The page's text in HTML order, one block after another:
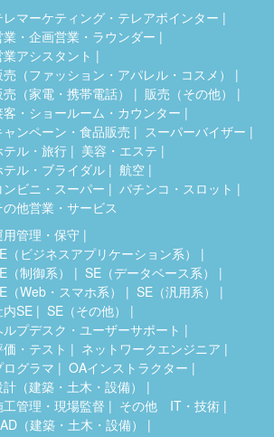
レマーケティング・テレアポインター
業・企画営業・ラウンダー
業アシスタント
売（ファッション・アパレル・コスメ）
（家電・携帯電話）
販売（その他）
客・ショールーム・カウンター
ャンペーン・食品販売
スーパーバイザー
テル・旅行
美容・エステ
テル・ブライダル
航空
ンビニ・スーパー
パチンコ・スロット
の他営業・サービス
用管理・保守
（ビジネスアプリケーション系）
（制御系）
SE（データベース系）
（Web・スマホ系）
SE（汎用系）
内SE
SE（その他）
ルプデスク・ユーザーサポート
価・テスト
ネットワークエンジニア
ログラマ
OAインストラクター
（建築・土木・設備）
工管理・現場監督
その他 IT・技術
（建築・土木・設備）